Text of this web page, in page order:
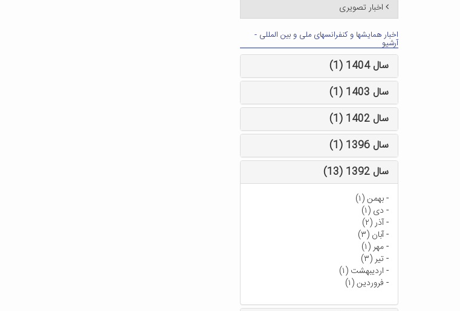
اخبار تصویری
اخبار همایشها و کنفرانسهای ملی و بین المللی -
آرشیو
سال 1404 (1)
سال 1403 (1)
سال 1402 (1)
سال 1396 (1)
سال 1392 (13)
-بهمن (۱)
- دی (۱)
-آذر (۲)
-آبان (۳)
-مهر (۱)
-تیر (۳)
- اردیبهشت (۱)
- فروردین (۱)